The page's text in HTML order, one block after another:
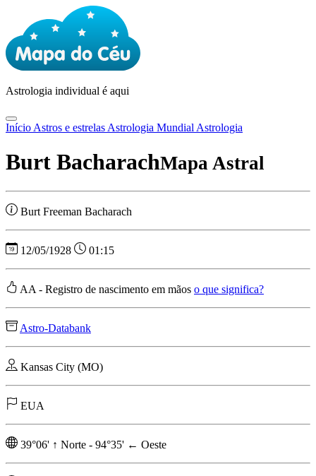
Astrologia individual é aqui
Início Astros e estrelas Astrologia Mundial Astrologia
Burt BacharachMapa Astral
Burt Freeman Bacharach
12/05/1928 01:15
AA - Registro de nascimento em mãos o que significa?
Astro-Databank
Kansas City (MO)
EUA
39°06' ↑ Norte - 94°35' ← Oeste